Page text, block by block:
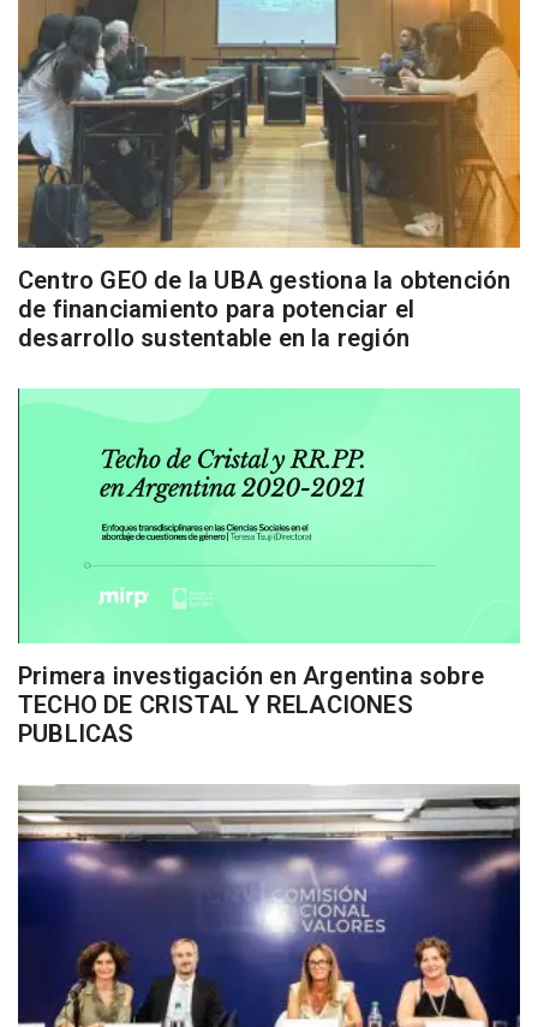
Centro GEO de la UBA gestiona la obtención
de financiamiento para potenciar el
desarrollo sustentable en la región
Primera investigación en Argentina sobre
TECHO DE CRISTAL Y RELACIONES
PUBLICAS